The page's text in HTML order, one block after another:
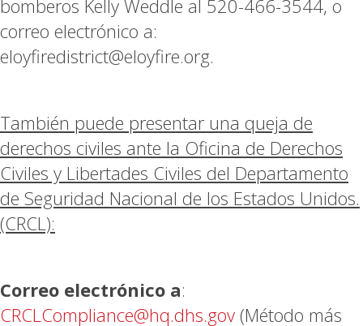
bomberos Kelly Weddle al 520-466-3544, o
correo electrónico a:
eloyfiredistrict@eloyfire.org.
También puede presentar una queja de
derechos civiles ante la Oficina de Derechos
Civiles y Libertades Civiles del Departamento
de Seguridad Nacional de los Estados Unidos.
(CRCL):
Correo electrónico a:
CRCLCompliance@hq.dhs.gov (Método más